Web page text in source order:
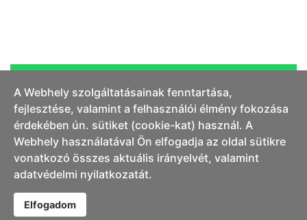
© 2018 Hawle Szerelvénygyártó és Forgalmazó Kft. Minden jog
Általános adatkezelési tájékoztató
A Webhely szolgáltatásainak fenntartása,
fejlesztése, valamint a felhasználói élmény fokozása
érdekében ún. sütiket (cookie-kat) használ. A
Webhely használatával Ön elfogadja az oldal sütikre
vonatkozó összes aktuális irányelvét, valamint
adatvédelmi nyilatkozatát.
Elfogadom